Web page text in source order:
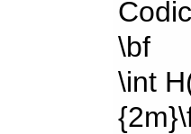
\bf
\int